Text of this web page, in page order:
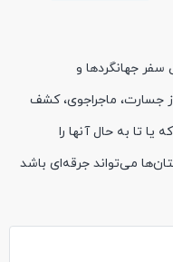
جهانگردها و
جسارت، ماجراجوی، کشف
تا به حال آنها را
می‌تواند جرقه‌ای باشد